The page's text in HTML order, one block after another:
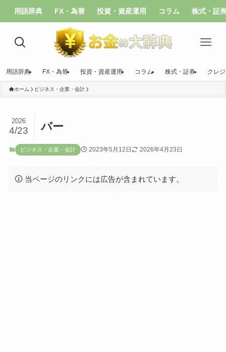
用語辞典 FX・為替 投資・資産運用 コラム 株式・証
用語辞典 FX・為替 投資・資産運用 コラム 株式・証券 クレ
ホーム ビジネス・企業・会計
パー
2026
4/23
ビジネス・企業・会計 2023年5月12日 2026年4月23日
当ページのリンクには広告が含まれています。